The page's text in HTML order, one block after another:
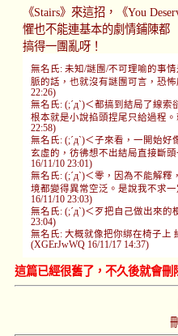
《Stairs》來這招，《You
懼也不能連基本的劇情鋪陳都
搞得一團亂呀！
無名氏: 未知/謎團/不可理喻的事
脈的話，也就沒有謎團可言，恐
22:26)
無名氏: (;´д`)＜都搞到結局了線索
根本就是小說掐頭捏尾只給過程。
22:58)
無名氏: (;´д`)＜子來看，一開始
玄虛的，彷彿想不出結局直接斷
16/11/10 23:01)
無名氏: (;´д`)＜零，因為不能解
境都變得異常空泛。是說我不求
16/11/10 23:03)
無名氏: (;´д`)＜歹把自己做出來的
23:04)
無名氏: 大概就像把你綁在椅子上
(XGErJwWQ 16/11/17 14:37)
這篇已經很舊了，不久後就會刪